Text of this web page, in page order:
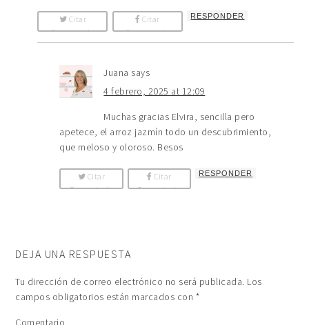
Citar
Comentario
Citar
Comentario
RESPONDER
Juana says
4 febrero, 2025 at 12:09
Muchas gracias Elvira, sencilla pero
apetece, el arroz jazmín todo un descubrimiento,
que meloso y oloroso. Besos
Citar
Comentario
Citar
Comentario
RESPONDER
DEJA UNA RESPUESTA
Tu dirección de correo electrónico no será publicada. Los
campos obligatorios están marcados con *
Comentario